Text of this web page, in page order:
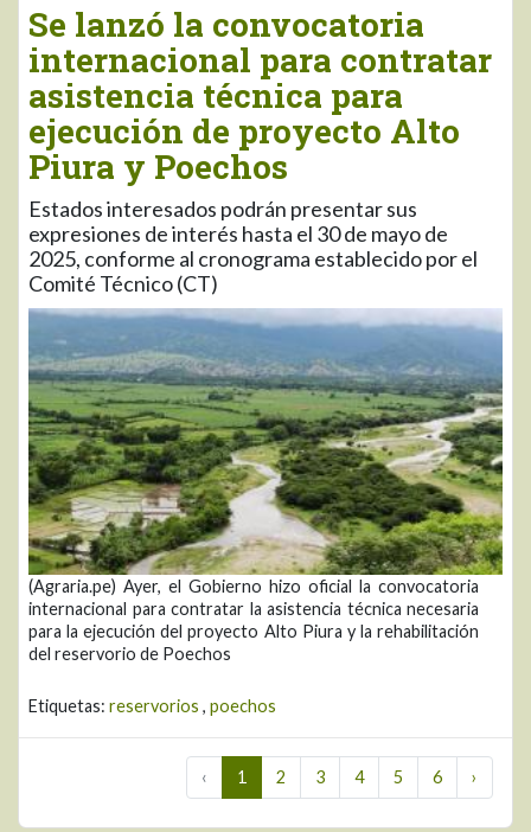
Se lanzó la convocatoria
internacional para contratar
asistencia técnica para
ejecución de proyecto Alto
Piura y Poechos
Estados interesados podrán presentar sus
expresiones de interés hasta el 30 de mayo de
2025, conforme al cronograma establecido por el
Comité Técnico (CT)
(Agraria.pe) Ayer, el Gobierno hizo oficial la convocatoria
internacional para contratar la asistencia técnica necesaria
para la ejecución del proyecto Alto Piura y la rehabilitación
del reservorio de Poechos
Etiquetas: reservorios , poechos
‹ 1 2 3 4 5 6 ›